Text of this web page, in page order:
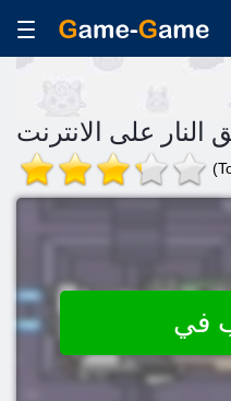
النار على الانترنت